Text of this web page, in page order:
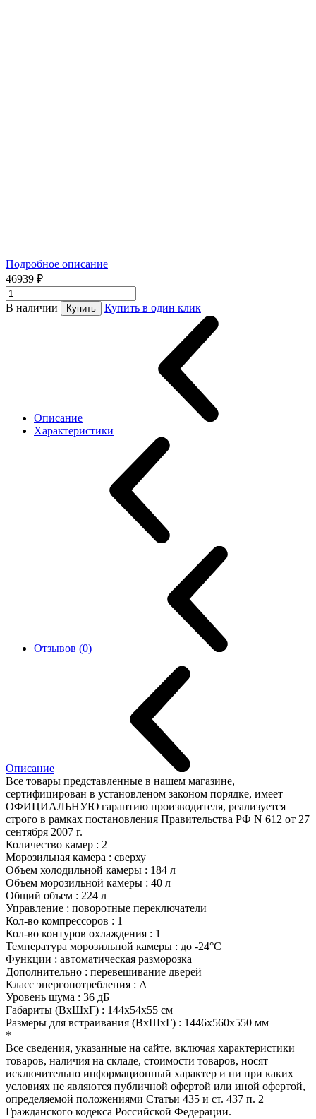
Подробное описание
46939 ₽
В наличии Купить Купить в один клик
Описание
Характеристики
Отзывов (0)
Описание
Все товары представленные в нашем магазине,
сертифицирован в установленом законом порядке, имеет
ОФИЦИАЛЬНУЮ гарантию производителя, реализуется
строго в рамках постановления Правительства РФ N 612 от 27
сентября 2007 г.
Количество камер : 2
Морозильная камера : сверху
Объем холодильной камеры : 184 л
Объем морозильной камеры : 40 л
Общий объем : 224 л
Управление : поворотные переключатели
Кол-во компрессоров : 1
Кол-во контуров охлаждения : 1
Температура морозильной камеры : до -24°C
Функции : автоматическая разморозка
Дополнительно : перевешивание дверей
Класс энергопотребления : А
Уровень шума : 36 дБ
Габариты (ВхШхГ) : 144х54х55 см
Размеры для встраивания (ВхШхГ) : 1446х560х550 мм
*
Все сведения, указанные на сайте, включая характеристики
товаров, наличия на складе, стоимости товаров, носят
исключительно информационный характер и ни при каких
условиях не являются публичной офертой или иной офертой,
определяемой положениями Статьи 435 и ст. 437 п. 2
Гражданского кодекса Российской Федерации.